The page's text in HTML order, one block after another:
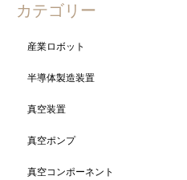
カテゴリー
産業ロボット
半導体製造装置
真空装置
真空ポンプ
真空コンポーネント